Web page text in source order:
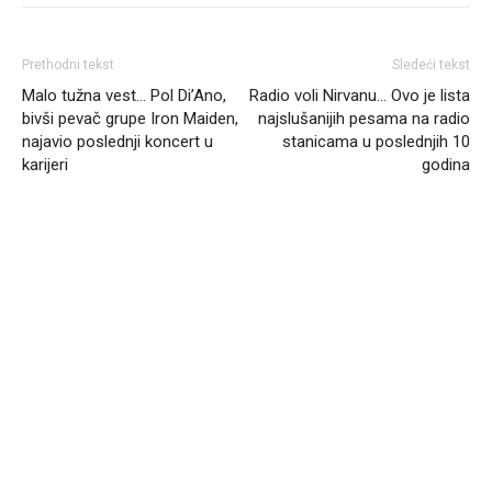
Prethodni tekst
Malo tužna vest… Pol Di’Ano,
bivši pevač grupe Iron Maiden,
najavio poslednji koncert u
karijeri
Sledeći tekst
Radio voli Nirvanu… Ovo je lista
najslušanijih pesama na radio
stanicama u poslednjih 10
godina